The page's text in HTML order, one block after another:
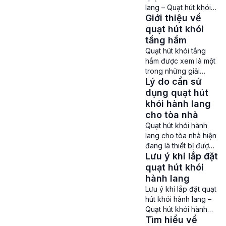
thông không khí của
các trung tâm thương
mại lớn, tòa nhà cao
tầng, khu chung cư,
xưởng […]
lang – Quạt hút khói
hành lang hiện đang
là một trong những
dòng quạt được sử
dụng phổ biến trong
các hệ thống Phòng
cháy chữa cháy của
các khu chung cư,
tòa nhà cao tầng,
trung tâm thương mại,
… Lưu ý khi sử […]
Giới thiệu về
quạt hút khói
tầng hầm
Quạt hút khói tầng
hầm được xem là một
trong những giải
pháp quan trọng
được sử dụng ở các
hệ thống thông gió,
hút khói ở các khu
vực có nguy cơ cháy
cao như các tầng
hầm của tòa nhà,
gara ô tô,… Chức
năng chính của quạt
là làm sạch không
khí, […]
Lý do cần sử
dụng quạt hút
khói hành lang
cho tòa nhà
Quạt hút khói hành
lang cho tòa nhà hiện
đang là thiết bị được
rất nhiều chủ đầu,
nhà thầu khi xây
dụng các trung tâm
thương mại, tòa nhà
cao tầng, khu chung
cư, tòa nhà văn
phòng,… quan tâm.
Lưu ý khi lắp đặt
quạt hút khói
hành lang
Lưu ý khi lắp đặt quạt
hút khói hành lang –
Quạt hút khói hành
lang được lắp đặt ở
Tìm hiểu về